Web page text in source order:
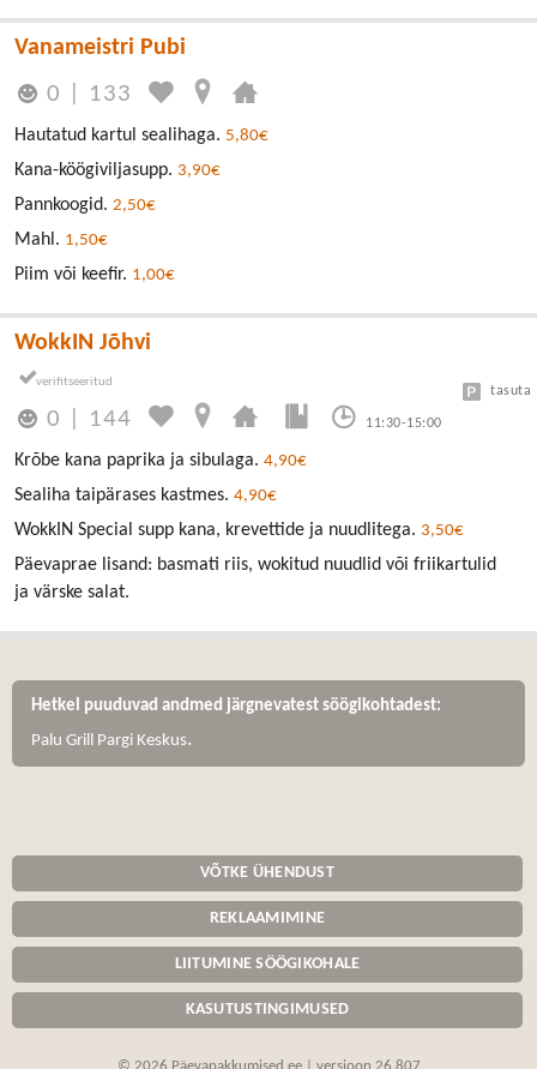
Vanameistri Pubi
0 133
Hautatud kartul sealihaga. 5,80€
Kana-köögiviljasupp. 3,90€
Pannkoogid. 2,50€
Mahl. 1,50€
Piim või keefir. 1,00€
WokkIN Jõhvi
0 144 11:30-15:00
tasuta
Krõbe kana paprika ja sibulaga. 4,90€
Sealiha taipärases kastmes. 4,90€
WokkIN Special supp kana, krevettide ja nuudlitega. 3,50€
Päevaprae lisand: basmati riis, wokitud nuudlid või friikartulid
ja värske salat.
Hetkel puuduvad andmed järgnevatest söögikohtadest:
Palu Grill Pargi Keskus.
VÕTKE ÜHENDUST
REKLAAMIMINE
LIITUMINE SÖÖGIKOHALE
KASUTUSTINGIMUSED
© 2026 Päevapakkumised.ee | versioon 26.807